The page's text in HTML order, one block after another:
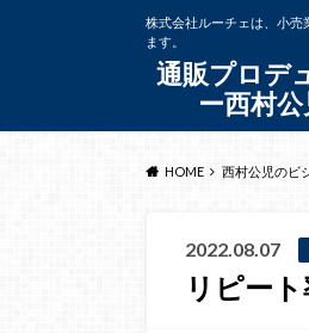
通販プロデ
ー西村
株式会社ルーチェは、小売
ます。
HOME 西村公児のビ
2022.08.07
リピー